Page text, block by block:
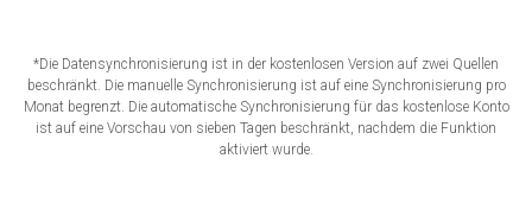
*Die Datensynchronisierung ist in der kostenlosen Version auf zwei Quellen
beschränkt. Die manuelle Synchronisierung ist auf eine Synchronisierung pro
Monat begrenzt. Die automatische Synchronisierung für das kostenlose Konto
ist auf eine Vorschau von sieben Tagen beschränkt, nachdem die Funktion
aktiviert wurde.